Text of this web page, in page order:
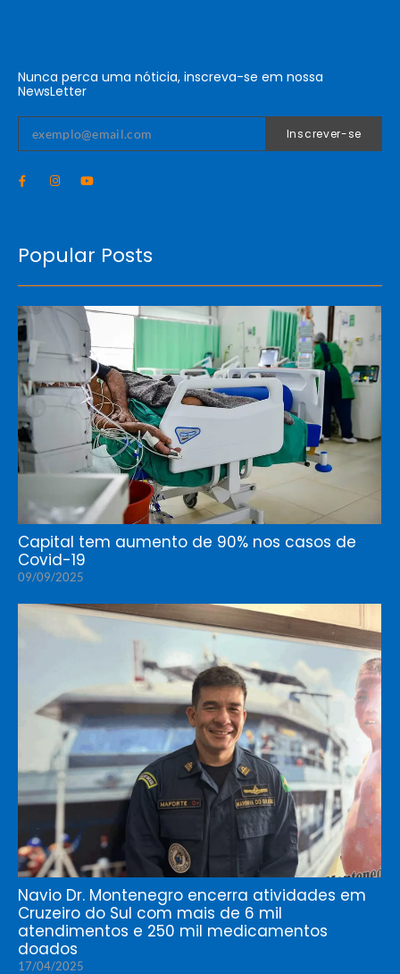
Nunca perca uma nóticia, inscreva-se em nossa
NewsLetter
Inscrever-se
Popular Posts
Capital tem aumento de 90% nos casos de
Covid-19
09/09/2025
Navio Dr. Montenegro encerra atividades em
Cruzeiro do Sul com mais de 6 mil
atendimentos e 250 mil medicamentos
doados
17/04/2025